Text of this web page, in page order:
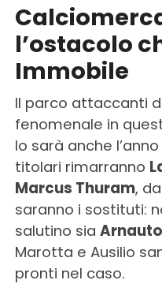
l’ostacolo
Immobile
Il parco attaccanti
fenomenale in
lo sarà anche
titolari rimarranno
Marcus Thuram,
saranno i sostituti:
salutino sia
Marotta e Ausilio
pronti nel caso.